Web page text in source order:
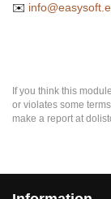
✉️
If you think this
or violates some
make a report at